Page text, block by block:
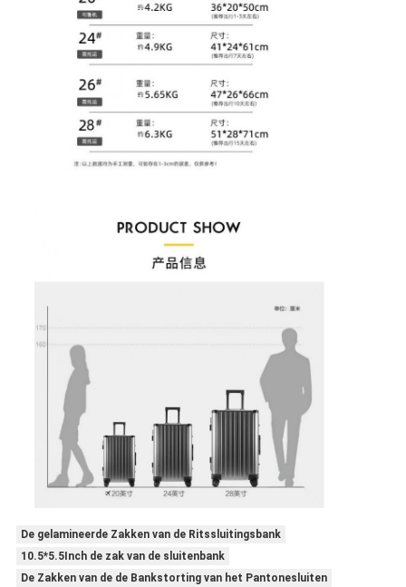
De gelamineerde Zakken van de Ritssluitingsbank
10.5*5.5Inch de zak van de sluitenbank
De Zakken van de de Bankstorting van het Pantonesluiten